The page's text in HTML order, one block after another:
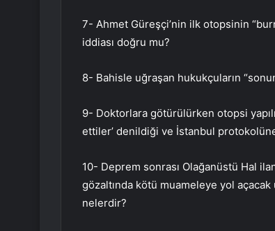
7- Ahmet Güreşçi’nin ilk otopsinin
iddiası doğru mu?
8- Bahisle uğraşan hukukçuların
9- Doktorlara götürülürken otopsi
ettiler’ denildiği ve İstanbul
10- Deprem sonrası Olağanüstü Hal
gözaltında kötü muameleye yol açacak
nelerdir?